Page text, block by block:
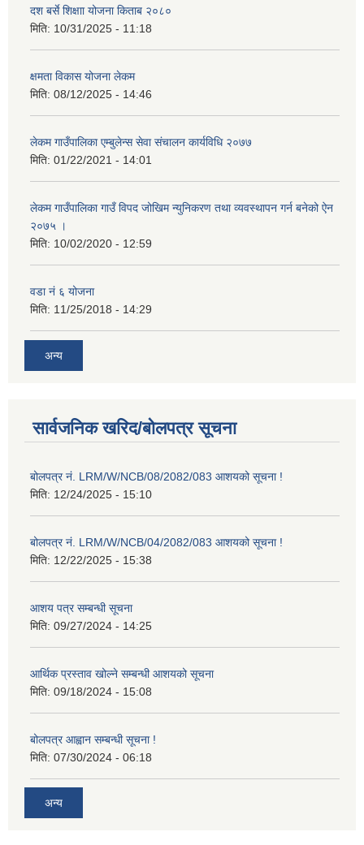
दश बर्से शिक्षाा योजना किताब २०८०
मिति: 10/31/2025 - 11:18
क्षमता विकास योजना लेकम
मिति: 08/12/2025 - 14:46
लेकम गाउँपालिका एम्बुलेन्स सेवा संचालन कार्यविधि २०७७
मिति: 01/22/2021 - 14:01
लेकम गाउँपालिका गाउँ विपद जोखिम न्युनिकरण तथा व्यवस्थापन गर्न बनेको ऐन
२०७५ ।
मिति: 10/02/2020 - 12:59
वडा नं ६ योजना
मिति: 11/25/2018 - 14:29
अन्य
सार्वजनिक खरिद/बोलपत्र सूचना
बोलपत्र नं. LRM/W/NCB/08/2082/083 आशयको सूचना !
मिति: 12/24/2025 - 15:10
बोलपत्र नं. LRM/W/NCB/04/2082/083 आशयको सूचना !
मिति: 12/22/2025 - 15:38
आशय पत्र सम्बन्धी सूचना
मिति: 09/27/2024 - 14:25
आर्थिक प्रस्ताव खोल्ने सम्बन्धी आशयको सूचना
मिति: 09/18/2024 - 15:08
बोलपत्र आह्वान सम्बन्धी सूचना !
मिति: 07/30/2024 - 06:18
अन्य